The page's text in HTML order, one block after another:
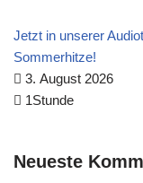
Jetzt in unserer
Sommerhitze!
3. August 2026
1Stunde
Neueste